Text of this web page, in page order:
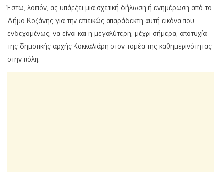
Έστω, λοιπόν, ας υπάρξει μια σχετική δήλωση ή ενημέρωση από το
Δήμο Κοζάνης για την επιεικώς απαράδεκτη αυτή εικόνα που,
ενδεχομένως, να είναι και η μεγαλύτερη, μέχρι σήμερα, αποτυχία
της δημοτικής αρχής Κοκκαλιάρη στον τομέα της καθημερινότητας
στην πόλη.